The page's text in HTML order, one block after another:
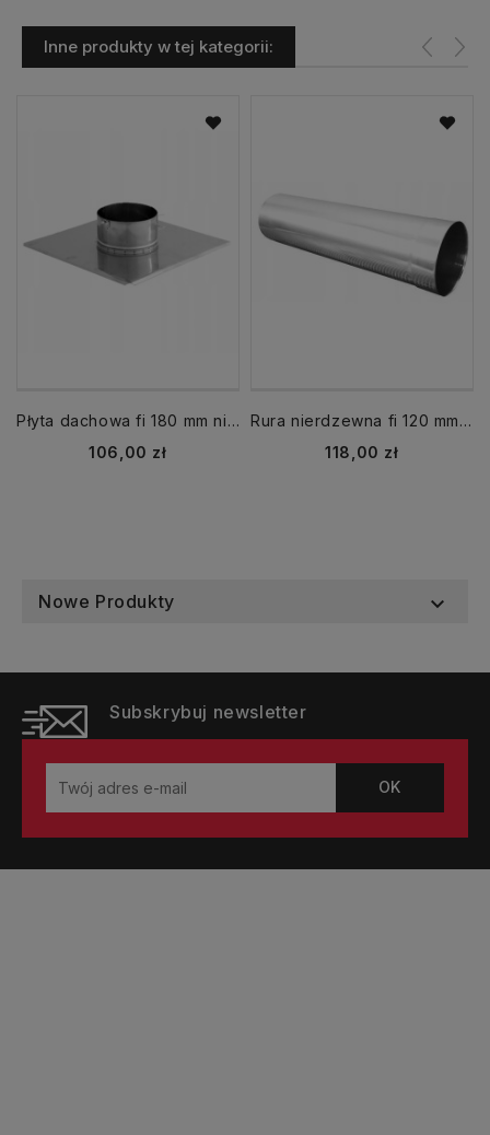
Inne produkty w tej kategorii:
Płyta dachowa fi 180 mm nierdzewna
Cena
106,00 zł
Rura nierdzewna fi 120 mm dł. 1000 mm 1 mb
Cena
118,00 zł
Nowe Produkty 
Subskrybuj newsletter